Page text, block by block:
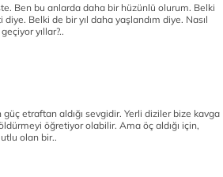
Ben bu anlarda daha bir hüzünlü olurum. Belki
Belki de bir yıl daha yaşlandım diye. Nasıl
yıllar?..
etraftan aldığı sevgidir. Yerli diziler bize kavga
öğretiyor olabilir. Ama öç aldığı için,
olan bir..